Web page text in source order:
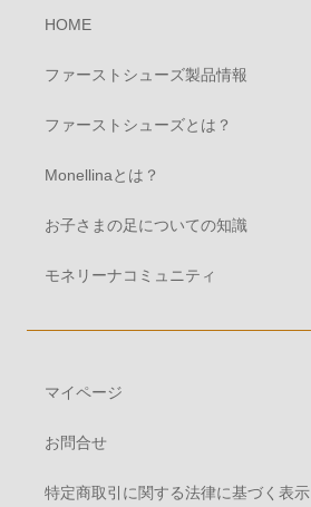
HOME
ファーストシューズ製品情報
ファーストシューズとは？
Monellinaとは？
お子さまの足についての知識
モネリーナコミュニティ
マイページ
お問合せ
特定商取引に関する法律に基づく表示